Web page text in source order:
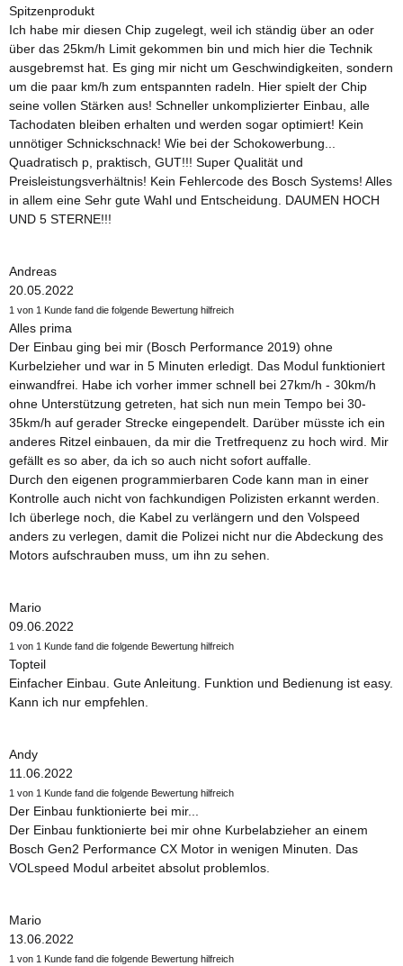
Spitzenprodukt
Ich habe mir diesen Chip zugelegt, weil ich ständig über an oder
über das 25km/h Limit gekommen bin und mich hier die Technik
ausgebremst hat. Es ging mir nicht um Geschwindigkeiten, sondern
um die paar km/h zum entspannten radeln. Hier spielt der Chip
seine vollen Stärken aus! Schneller unkomplizierter Einbau, alle
Tachodaten bleiben erhalten und werden sogar optimiert! Kein
unnötiger Schnickschnack! Wie bei der Schokowerbung...
Quadratisch p, praktisch, GUT!!! Super Qualität und
Preisleistungsverhältnis! Kein Fehlercode des Bosch Systems! Alles
in allem eine Sehr gute Wahl und Entscheidung. DAUMEN HOCH
UND 5 STERNE!!!
Andreas
20.05.2022
1 von 1 Kunde fand die folgende Bewertung hilfreich
Alles prima
Der Einbau ging bei mir (Bosch Performance 2019) ohne
Kurbelzieher und war in 5 Minuten erledigt. Das Modul funktioniert
einwandfrei. Habe ich vorher immer schnell bei 27km/h - 30km/h
ohne Unterstützung getreten, hat sich nun mein Tempo bei 30-
35km/h auf gerader Strecke eingependelt. Darüber müsste ich ein
anderes Ritzel einbauen, da mir die Tretfrequenz zu hoch wird. Mir
gefällt es so aber, da ich so auch nicht sofort auffalle.
Durch den eigenen programmierbaren Code kann man in einer
Kontrolle auch nicht von fachkundigen Polizisten erkannt werden.
Ich überlege noch, die Kabel zu verlängern und den Volspeed
anders zu verlegen, damit die Polizei nicht nur die Abdeckung des
Motors aufschrauben muss, um ihn zu sehen.
Mario
09.06.2022
1 von 1 Kunde fand die folgende Bewertung hilfreich
Topteil
Einfacher Einbau. Gute Anleitung. Funktion und Bedienung ist easy.
Kann ich nur empfehlen.
Andy
11.06.2022
1 von 1 Kunde fand die folgende Bewertung hilfreich
Der Einbau funktionierte bei mir...
Der Einbau funktionierte bei mir ohne Kurbelabzieher an einem
Bosch Gen2 Performance CX Motor in wenigen Minuten. Das
VOLspeed Modul arbeitet absolut problemlos.
Mario
13.06.2022
1 von 1 Kunde fand die folgende Bewertung hilfreich